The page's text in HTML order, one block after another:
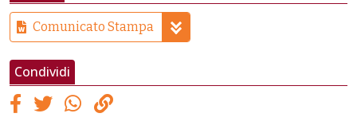
Comunicato Stampa
Condividi